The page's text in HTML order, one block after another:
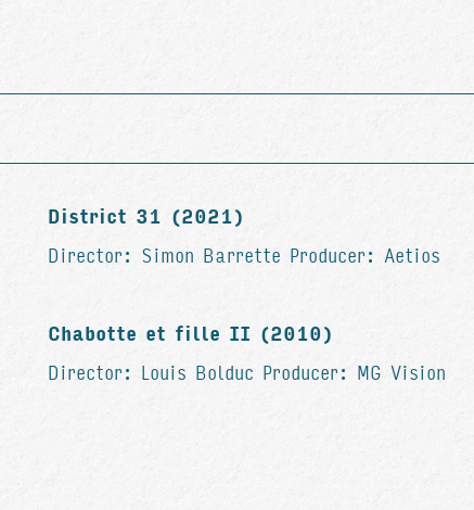
District 31 (2021)
Director: Simon Barrette Producer: Aetios
Chabotte et fille II (2010)
Director: Louis Bolduc Producer: MG Vision